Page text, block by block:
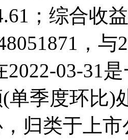
；综合收
，
2022-03-31
单季度环比)
归类于上